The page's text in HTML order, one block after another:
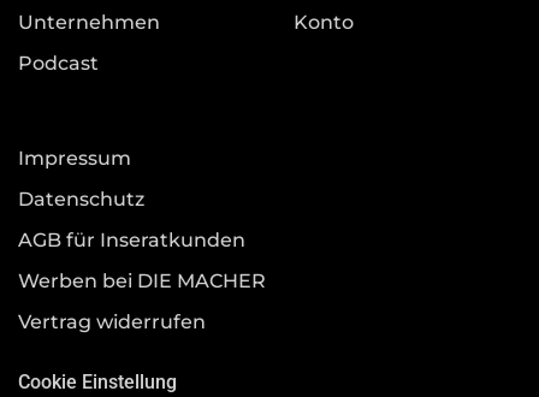
Unternehmen
Podcast
Konto
Impressum
Datenschutz
AGB für Inseratkunden
Werben bei DIE MACHER
Vertrag widerrufen
Cookie Einstellung